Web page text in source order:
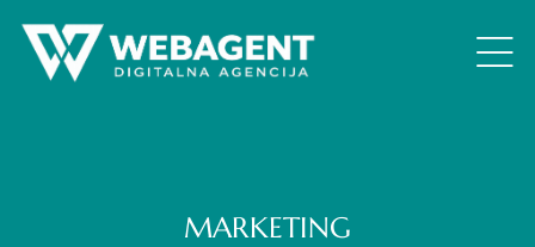
MARKETING